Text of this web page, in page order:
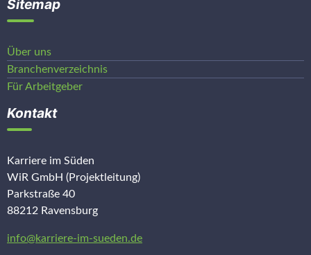
Sitemap
Über uns
Branchenverzeichnis
Für Arbeitgeber
Kontakt
Karriere im Süden
WiR GmbH (Projektleitung)
Parkstraße 40
88212 Ravensburg
info@karriere-im-sueden.de